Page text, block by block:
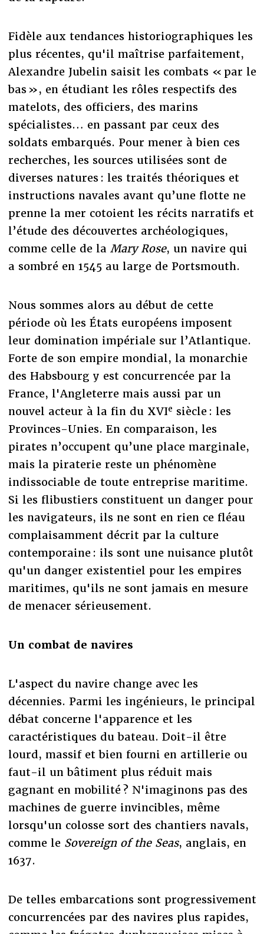
Fidèle aux tendances historiographiques les
plus récentes, qu'il maîtrise parfaitement,
Alexandre Jubelin saisit les combats « par le
bas », en étudiant les rôles respectifs des
matelots, des officiers, des marins
spécialistes… en passant par ceux des
soldats embarqués. Pour mener à bien ces
recherches, les sources utilisées sont de
diverses natures : les traités théoriques et
instructions navales avant qu’une flotte ne
prenne la mer cotoient les récits narratifs et
l’étude des découvertes archéologiques,
comme celle de la Mary Rose, un navire qui
a sombré en 1545 au large de Portsmouth.
Nous sommes alors au début de cette
période où les États européens imposent
leur domination impériale sur l’Atlantique.
Forte de son empire mondial, la monarchie
des Habsbourg y est concurrencée par la
France, l'Angleterre mais aussi par un
nouvel acteur à la fin du XVIe siècle : les
Provinces-Unies. En comparaison, les
pirates n’occupent qu’une place marginale,
mais la piraterie reste un phénomène
indissociable de toute entreprise maritime.
Si les flibustiers constituent un danger pour
les navigateurs, ils ne sont en rien ce fléau
complaisamment décrit par la culture
contemporaine : ils sont une nuisance plutôt
qu'un danger existentiel pour les empires
maritimes, qu'ils ne sont jamais en mesure
de menacer sérieusement.
Un combat de navires
L'aspect du navire change avec les
décennies. Parmi les ingénieurs, le principal
débat concerne l'apparence et les
caractéristiques du bateau. Doit-il être
lourd, massif et bien fourni en artillerie ou
faut-il un bâtiment plus réduit mais
gagnant en mobilité ? N'imaginons pas des
machines de guerre invincibles, même
lorsqu'un colosse sort des chantiers navals,
comme le Sovereign of the Seas, anglais, en
1637.
De telles embarcations sont progressivement
concurrencées par des navires plus rapides,